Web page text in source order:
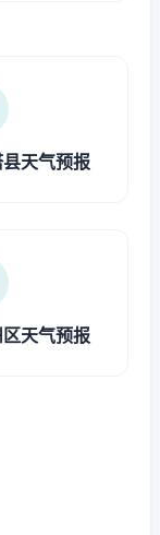
天气预报
天气预报